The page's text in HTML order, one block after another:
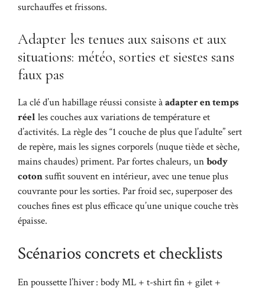
surchauffes et frissons.
Adapter les tenues aux saisons et aux
situations: météo, sorties et siestes sans
faux pas
La clé d’un habillage réussi consiste àadapter en temps
réel les couches aux variations de température et
d’activités. La règle des “1 couche de plus que l’adulte” sert
de repère, mais les signes corporels (nuque tiède et sèche,
mains chaudes) priment. Par fortes chaleurs, unbody
cotonsuffit souvent en intérieur, avec une tenue plus
couvrante pour les sorties. Par froid sec, superposer des
couches fines est plus efficace qu’une unique couche très
épaisse.
Scénarios concrets et checklists
En poussette l’hiver : body ML + t-shirt fin + gilet +